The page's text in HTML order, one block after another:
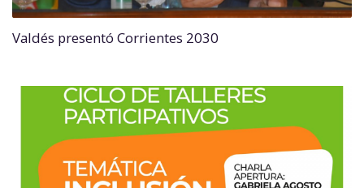
Valdés presentó Corrientes 2030